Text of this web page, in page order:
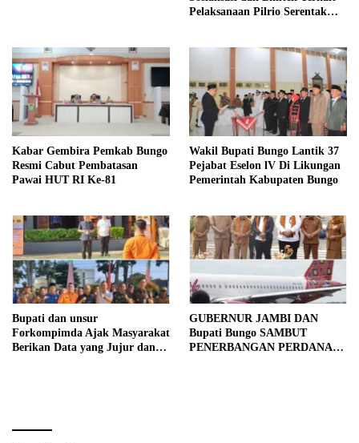
Pelaksanaan Pilrio Serentak
Kabar Gembira Pemkab Bungo
Resmi Cabut Pembatasan
Pawai HUT RI Ke-81
Wakil Bupati Bungo Lantik 37
Pejabat Eselon lV Di Likungan
Pemerintah Kabupaten Bungo
Bupati dan unsur
Forkompimda Ajak Masyarakat
Berikan Data yang Jujur dan
GUBERNUR JAMBI DAN
Bupati Bungo SAMBUT
PENERBANGAN PERDANA